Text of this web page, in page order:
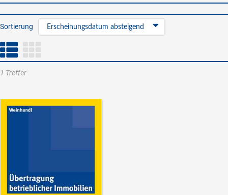
Sortierung Erscheinungsdatum absteigend
1 Treffer